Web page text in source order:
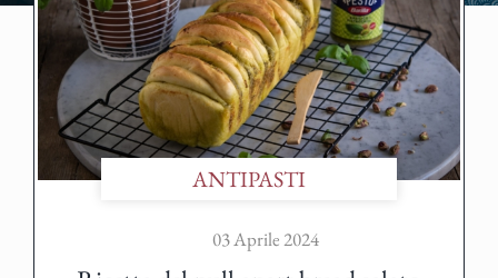
ANTIPASTI
03 Aprile 2024